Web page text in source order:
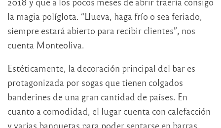
la magia políglota. “Llueva, haga frío o sea feriado,
siempre estará abierto para recibir clientes”, nos
cuenta Monteoliva.
Estéticamente, la decoración principal del bar es
protagonizada por sogas que tienen colgados
banderines de una gran cantidad de países. En
cuanto a comodidad, el lugar cuenta con calefacción
y varias banquetas para poder sentarse en barras